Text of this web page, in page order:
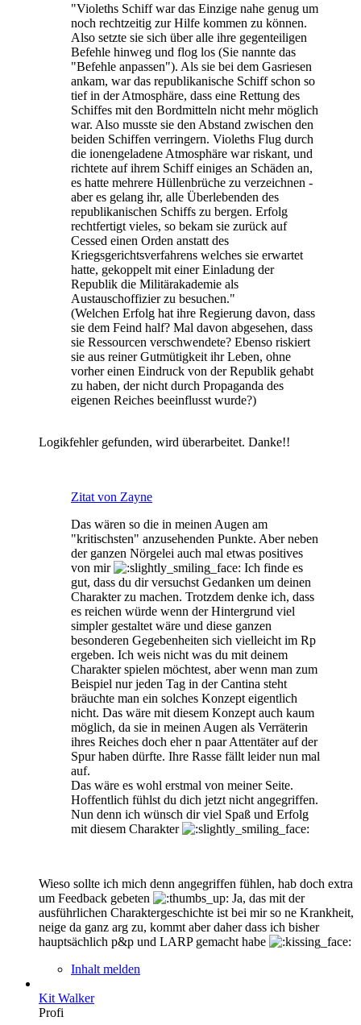
"Violeths Schiff war das Einzige nahe genug um
noch rechtzeitig zur Hilfe kommen zu können.
Also setzte sie sich über alle ihre gegenteiligen
Befehle hinweg und flog los (Sie nannte das
"Befehle anpassen"). Als sie bei dem Gasriesen
ankam, war das republikanische Schiff schon so
tief in der Atmosphäre, dass eine Rettung des
Schiffes mit den Bordmitteln nicht mehr möglich
war. Also musste sie den Abstand zwischen den
beiden Schiffen verringern. Violeths Flug durch
die ionengeladene Atmosphäre war riskant, und
richtete auf ihrem Schiff einiges an Schäden an,
es hatte mehrere Hüllenbrüche zu verzeichnen -
aber es gelang ihr, alle Überlebenden des
republikanischen Schiffs zu bergen. Erfolg
rechtfertigt vieles, so bekam sie zurück auf
Cessed einen Orden anstatt des
Kriegsgerichtsverfahrens welches sie erwartet
hatte, gekoppelt mit einer Einladung der
Republik die Militärakademie als
Austauschoffizier zu besuchen."
(Welchen Erfolg hat ihre Regierung davon, dass
sie dem Feind half? Mal davon abgesehen, dass
sie Ressourcen verschwendete? Ebenso riskiert
sie aus reiner Gutmütigkeit ihr Leben, ohne
vorher einen Eindruck von der Republik gehabt
zu haben, der nicht durch Propaganda des
eigenen Reiches beeinflusst wurde?)
Logikfehler gefunden, wird überarbeitet. Danke!!
Zitat von Zayne
Das wären so die in meinen Augen am
"kritischsten" anzusehenden Punkte. Aber neben
der ganzen Nörgelei auch mal etwas positives
von mir
Ich finde es
gut, dass du dir versuchst Gedanken um deinen
Charakter zu machen. Trotzdem denke ich, dass
es reichen würde wenn der Hintergrund viel
simpler gestaltet wäre und diese ganzen
besonderen Gegebenheiten sich vielleicht im Rp
ergeben. Ich weis nicht was du mit deinem
Charakter spielen möchtest, aber wenn man zum
Beispiel nur jeden Tag in der Cantina steht
bräuchte man ein solches Konzept eigentlich
nicht. Das wäre mit diesem Konzept auch kaum
möglich, da sie in meinen Augen als Verräterin
ihres Reiches doch eher n paar Attentäter auf der
Spur haben dürfte. Ihre Rasse fällt leider nun mal
auf.
Das wäre es wohl erstmal von meiner Seite.
Hoffentlich fühlst du dich jetzt nicht angegriffen.
Nun denn ich wünsch dir viel Spaß und Erfolg
mit diesem Charakter
Wieso sollte ich mich denn angegriffen fühlen, hab doch extra
um Feedback gebeten
Ja, das mit der
ausführlichen Charaktergeschichte ist bei mir so ne Krankheit,
neige da ganz arg zu, kommt aber daher dass ich bisher
hauptsächlich p&p und LARP gemacht habe
Inhalt melden
Kit Walker
Profi